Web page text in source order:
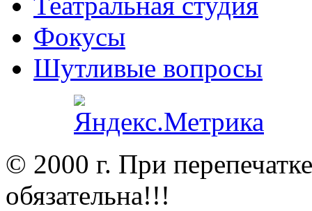
Фокусы
Шутливые вопросы
© 2000 г. При
обязательна!!!